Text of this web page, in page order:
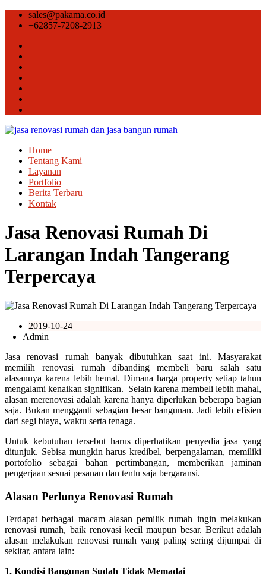
sales@pakama.co.id
+62857-7208-2913
Home
Tentang Kami
Layanan
Portfolio
Berita Terbaru
Kontak
Jasa Renovasi Rumah Di
Larangan Indah Tangerang
Terpercaya
2019-10-24
Admin
Jasa renovasi rumah banyak dibutuhkan saat ini. Masyarakat
memilih renovasi rumah dibanding membeli baru salah satu
alasannya karena lebih hemat. Dimana harga property setiap tahun
mengalami kenaikan signifikan. Selain karena membeli lebih mahal,
alasan merenovasi adalah karena hanya diperlukan beberapa bagian
saja. Bukan mengganti sebagian besar bangunan. Jadi lebih efisien
dari segi biaya, waktu serta tenaga.
Untuk kebutuhan tersebut harus diperhatikan penyedia jasa yang
ditunjuk. Sebisa mungkin harus kredibel, berpengalaman, memiliki
portofolio sebagai bahan pertimbangan, memberikan jaminan
pengerjaan sesuai pesanan dan tentu saja bergaransi.
Alasan Perlunya Renovasi Rumah
Terdapat berbagai macam alasan pemilik rumah ingin melakukan
renovasi rumah, baik renovasi kecil maupun besar. Berikut adalah
alasan melakukan renovasi rumah yang paling sering dijumpai di
sekitar, antara lain:
1. Kondisi Bangunan Sudah Tidak Memadai